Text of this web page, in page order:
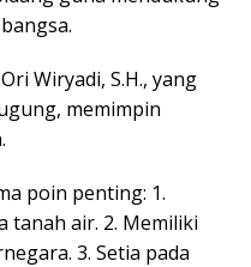
Wiryadi, S.H., yang
memimpin
poin penting: 1.
tanah air. 2. Memiliki
3. Setia pada